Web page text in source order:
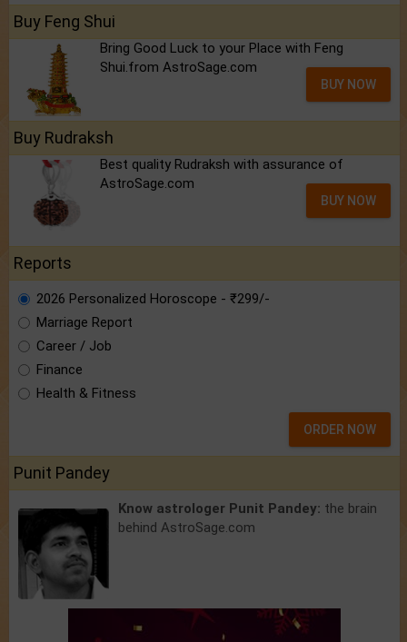
Buy Feng Shui
Bring Good Luck to your Place with Feng
Shui.from AstroSage.com
BUY NOW
Buy Rudraksh
Best quality Rudraksh with assurance of
AstroSage.com
BUY NOW
Reports
2026 Personalized Horoscope - ₹299/-
Marriage Report
Career / Job
Finance
Health & Fitness
ORDER NOW
Punit Pandey
Know astrologer Punit Pandey: the brain
behind AstroSage.com